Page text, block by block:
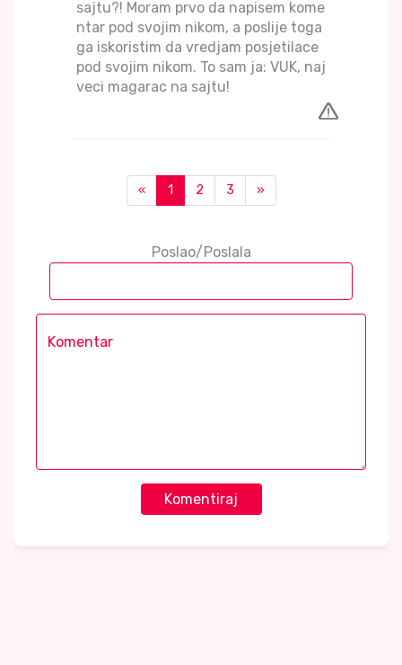
sajtu?! Moram prvo da napisem kome
ntar pod svojim nikom, a poslije toga
ga iskoristim da vredjam posjetilace
pod svojim nikom. To sam ja: VUK, naj
veci magarac na sajtu!
« 1 2 3 »
Poslao/Poslala
Komentiraj